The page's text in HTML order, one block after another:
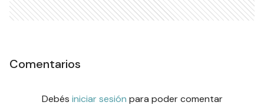
Comentarios
Debés iniciar sesión para poder comentar